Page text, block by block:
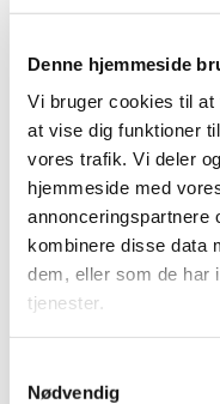
Denne hjemmeside
Vi bruger cookies til
at vise dig funktioner
vores trafik. Vi deler
hjemmeside med
annonceringspartnere
kombinere disse data
dem, eller som de har
tjenester.
Nødvendig
Onsdag 8.
Kirkens præst
og vi snakke om